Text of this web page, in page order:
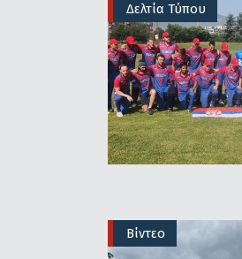
Δελτία Τύπου
Βίντεο